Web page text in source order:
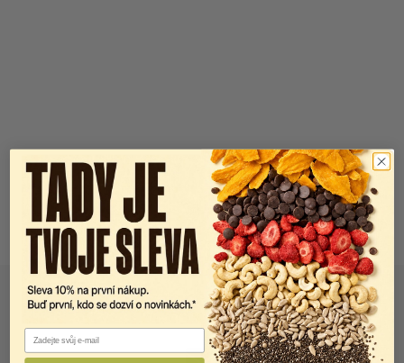
Email